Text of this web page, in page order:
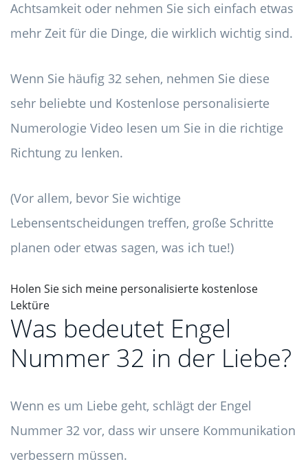
Achtsamkeit oder nehmen Sie sich einfach etwas
mehr Zeit für die Dinge, die wirklich wichtig sind.
Wenn Sie häufig 32 sehen, nehmen Sie diese
sehr beliebte und Kostenlose personalisierte
Numerologie Video lesen um Sie in die richtige
Richtung zu lenken.
(Vor allem, bevor Sie wichtige
Lebensentscheidungen treffen, große Schritte
planen oder etwas sagen, was ich tue!)
Holen Sie sich meine personalisierte kostenlose
Lektüre
Was bedeutet Engel
Nummer 32 in der Liebe?
Wenn es um Liebe geht, schlägt der Engel
Nummer 32 vor, dass wir unsere Kommunikation
verbessern müssen.